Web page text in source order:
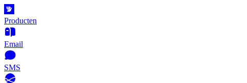
Producten
Email
SMS